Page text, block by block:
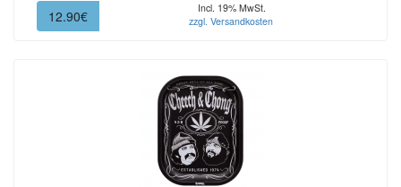
12.90€
Incl. 19% MwSt.
zzgl. Versandkosten